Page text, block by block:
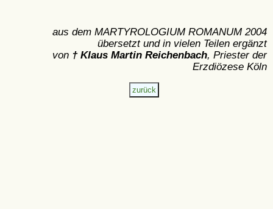
aus dem MARTYROLOGIUM ROMANUM 2004
übersetzt und in vielen Teilen ergänzt
von † Klaus Martin Reichenbach, Priester der
Erzdiözese Köln